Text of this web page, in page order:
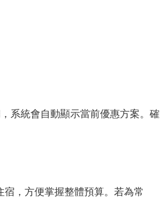
系統會自動顯示當前優惠方案。確
，方便掌握整體預算。若為常